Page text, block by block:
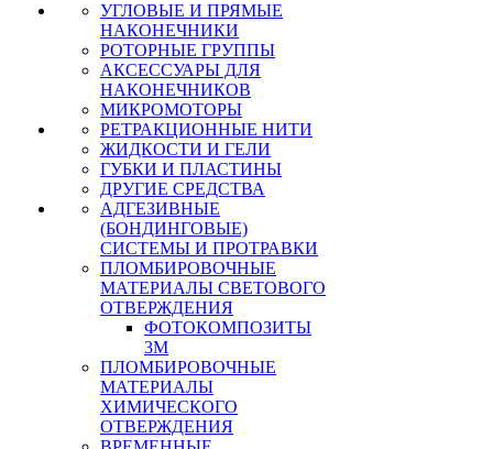
УГЛОВЫЕ И ПРЯМЫЕ
НАКОНЕЧНИКИ
РОТОРНЫЕ ГРУППЫ
АКСЕССУАРЫ ДЛЯ
НАКОНЕЧНИКОВ
МИКРОМОТОРЫ
РЕТРАКЦИОННЫЕ НИТИ
ЖИДКОСТИ И ГЕЛИ
ГУБКИ И ПЛАСТИНЫ
ДРУГИЕ СРЕДСТВА
АДГЕЗИВНЫЕ
(БОНДИНГОВЫЕ)
СИСТЕМЫ И ПРОТРАВКИ
ПЛОМБИРОВОЧНЫЕ
МАТЕРИАЛЫ СВЕТОВОГО
ОТВЕРЖДЕНИЯ
ФОТОКОМПОЗИТЫ
3М
ПЛОМБИРОВОЧНЫЕ
МАТЕРИАЛЫ
ХИМИЧЕСКОГО
ОТВЕРЖДЕНИЯ